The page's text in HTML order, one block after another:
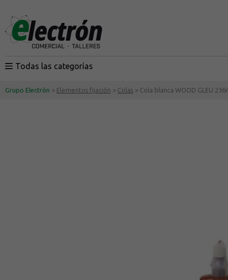
Todas las categorías
Grupo Electrón > Elementos fijación > Colas > Cola blanca WOOD GLEU